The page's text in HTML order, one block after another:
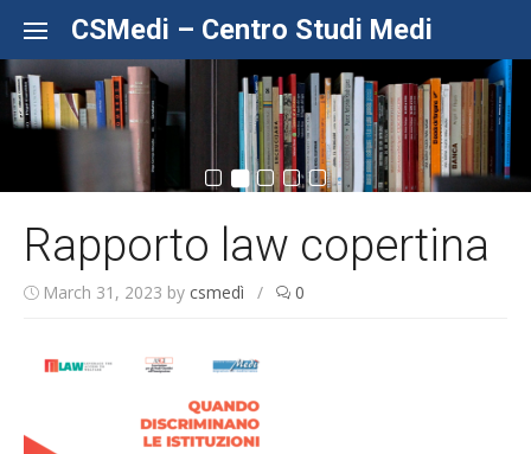
CSMedi – Centro Studi Medi
Rapporto law copertina
March 31, 2023 by csmedì / 0